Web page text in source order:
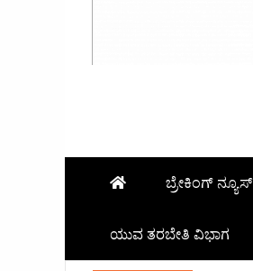
ಬ್ರೇಕಿಂಗ್ ನ್ಯೂಸ್
ಯುವ ತರಬೇತಿ ವಿಭಾಗ